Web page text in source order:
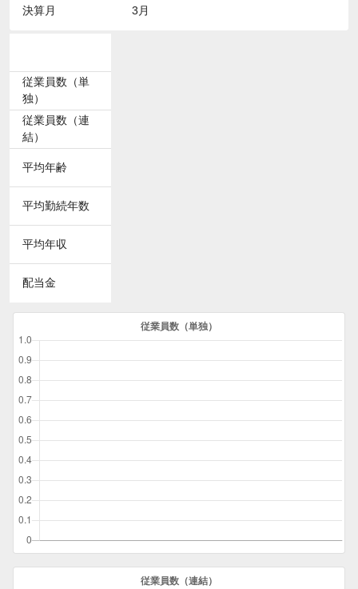
決算月 3月
従業員数（単
独）
従業員数（連
結）
平均年齢
平均勤続年数
平均年収
配当金